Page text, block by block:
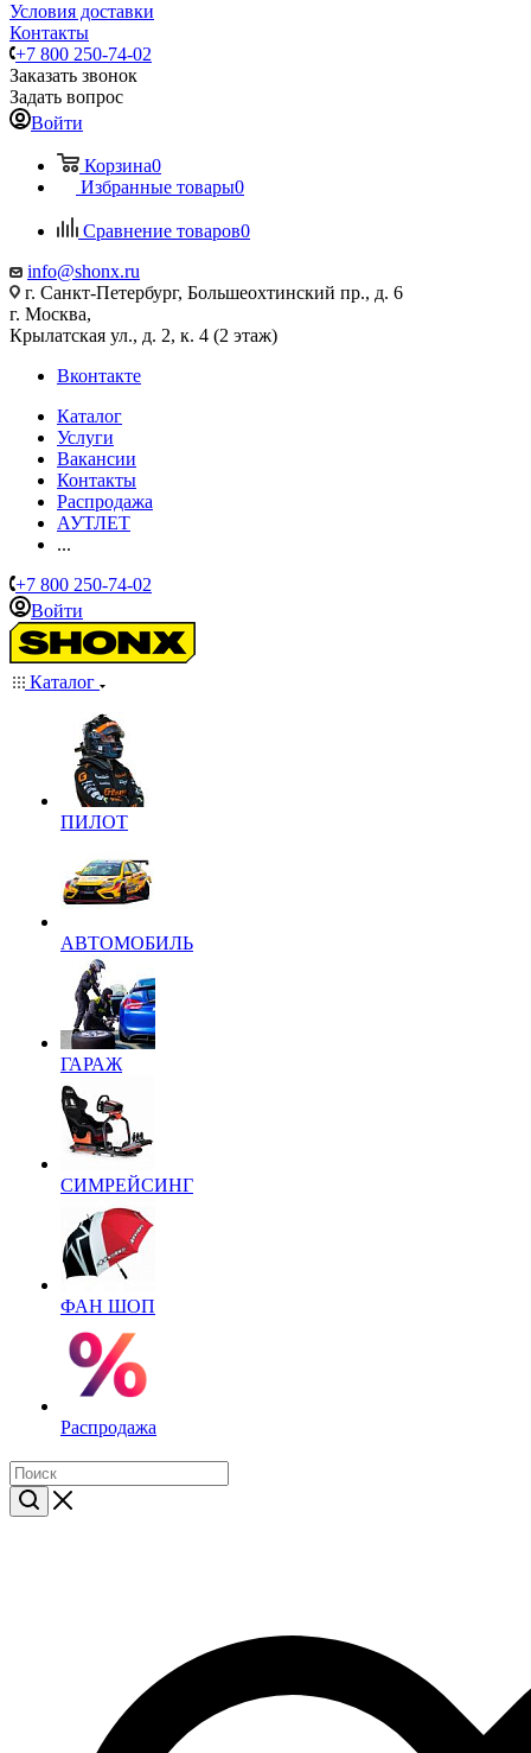
Условия доставки
Контакты
+7 800 250-74-02
Заказать звонок
Задать вопрос
Войти
Корзина0
Избранные товары0
Сравнение товаров0
info@shonx.ru
г. Санкт-Петербург, Большеохтинский пр., д. 6
г. Москва,
Крылатская ул., д. 2, к. 4 (2 этаж)
Вконтакте
Каталог
Услуги
Вакансии
Контакты
Распродажа
АУТЛЕТ
...
+7 800 250-74-02
Войти
Каталог
ПИЛОТ
АВТОМОБИЛЬ
ГАРАЖ
СИМРЕЙСИНГ
ФАН ШОП
Распродажа